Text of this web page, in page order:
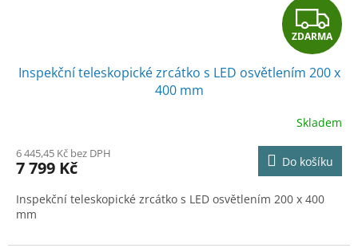
Z
D
A
R
M
A
ZDARMA
Inspekční teleskopické zrcátko s LED osvětlením 200 x
400 mm
Skladem
6 445,45 Kč bez DPH
7 799 Kč Do košíku
Inspekční teleskopické zrcátko s LED osvětlením 200 x 400
mm